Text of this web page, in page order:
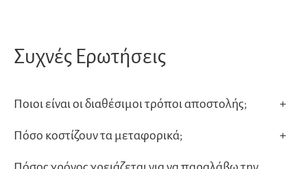
Συχνές Ερωτήσεις
Ποιοι είναι οι διαθέσιμοι τρόποι αποστολής; +
Πόσο κοστίζουν τα μεταφορικά; +